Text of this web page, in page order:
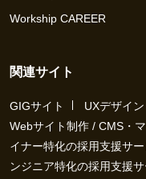
Workship CAREER
関連サイト
GIGサイト
UXデザイ
Webサイト制作 / CMS・
イナー特化の採用支援サ
ンジニア特化の採用支援